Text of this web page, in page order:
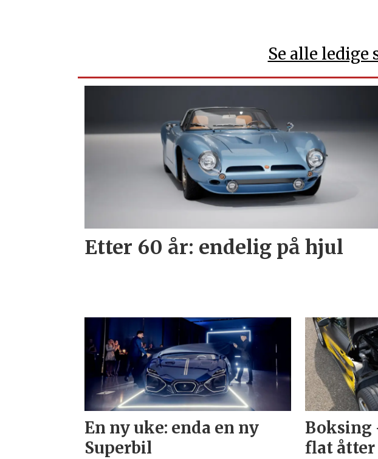
Se alle
Etter 60 år: endelig på hjul
En ny uke: enda en ny
Superbil
Boksing
flat åtter